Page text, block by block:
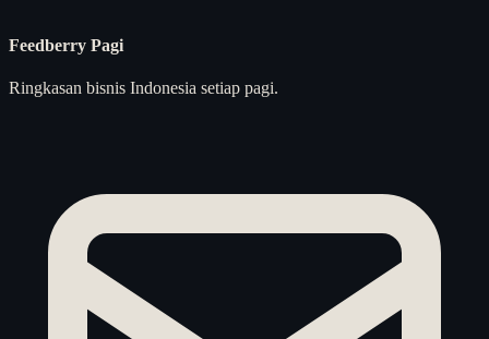
Feedberry Pagi
Ringkasan bisnis Indonesia setiap pagi.